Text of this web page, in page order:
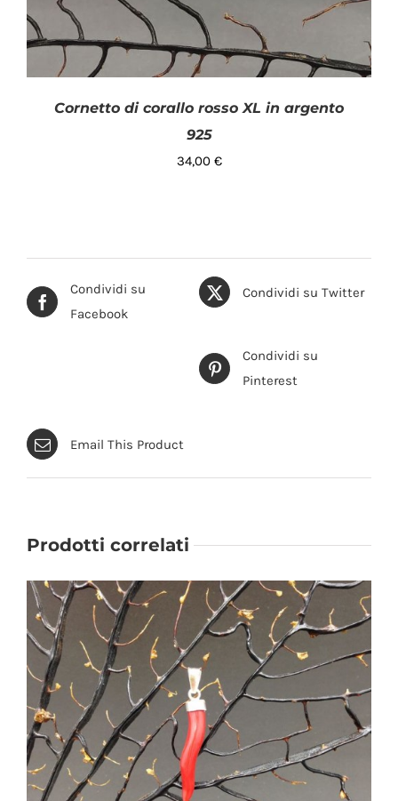
AGGIUNGI AL CARRELLO
Cornetto di corallo rosso XL in argento
925
34,00 €
Condividi su
Facebook
Condividi su Twitter
Condividi su
Pinterest
Email This Product
Prodotti correlati